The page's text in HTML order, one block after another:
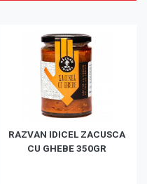
RAZVAN IDICEL ZACUSCA
CU GHEBE 350GR